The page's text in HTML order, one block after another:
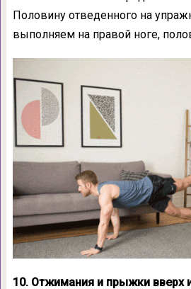
Половину отведенного на
выполняем на правой ноге,
10. Отжимания и прыжки вверх